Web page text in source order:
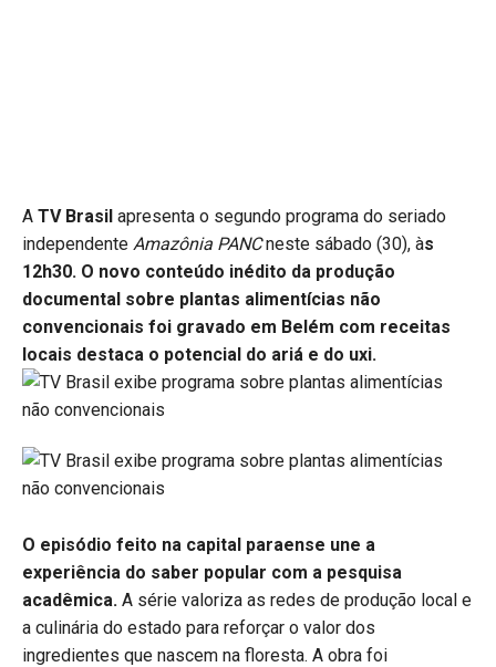
A TV Brasil apresenta o segundo programa do seriado
independente Amazônia PANCneste sábado (30), às
12h30. O novo conteúdo inédito da produção
documental sobre plantas alimentícias não
convencionais foi gravado em Belém com receitas
locais destaca o potencial do ariá e do uxi.
O episódio feito na capital paraense une a
experiência do saber popular com a pesquisa
acadêmica. A série valoriza as redes de produção local e
a culinária do estado para reforçar o valor dos
ingredientes que nascem na floresta. A obra foi